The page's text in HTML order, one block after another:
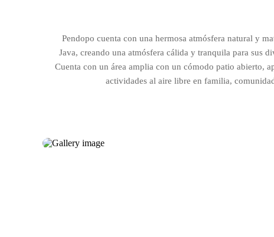
Pendopo cuenta con una hermosa atmósfera natural y
Java, creando una atmósfera cálida y tranquila para sus
Cuenta con un área amplia con un cómodo patio abierto,
actividades al aire libre en familia,